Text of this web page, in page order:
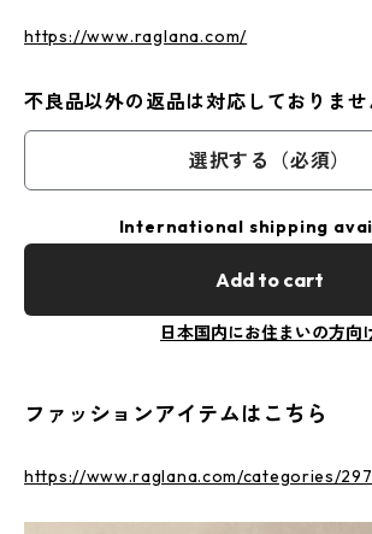
https://www.raglana.com/
不良品以外の返品は対応しておりませ
選択する（必須）
International shipping
Add to cart
日本国内にお住まいの方向
ファッションアイテムはこちら
https://www.raglana.com/categories/